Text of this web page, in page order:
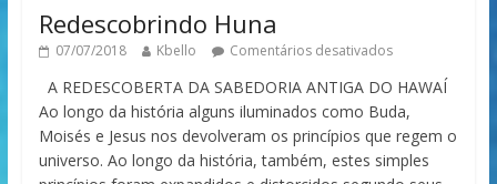
Redescobrindo Huna
07/07/2018 Kbello Comentários desativados
A REDESCOBERTA DA SABEDORIA ANTIGA DO HAWAÍ
Ao longo da história alguns iluminados como Buda,
Moisés e Jesus nos devolveram os princípios que regem o
universo. Ao longo da história, também, estes simples